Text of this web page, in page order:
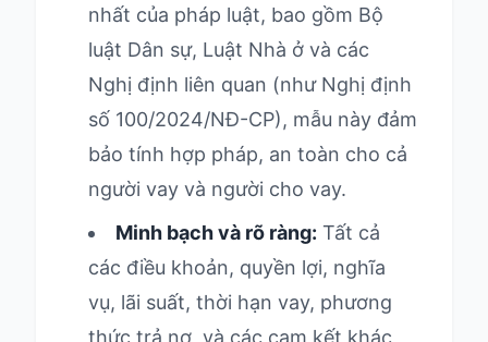
nhất của pháp luật, bao gồm Bộ
luật Dân sự, Luật Nhà ở và các
Nghị định liên quan (như Nghị định
số 100/2024/NĐ-CP), mẫu này đảm
bảo tính hợp pháp, an toàn cho cả
người vay và người cho vay.
Minh bạch và rõ ràng: Tất cả
các điều khoản, quyền lợi, nghĩa
vụ, lãi suất, thời hạn vay, phương
thức trả nợ, và các cam kết khác